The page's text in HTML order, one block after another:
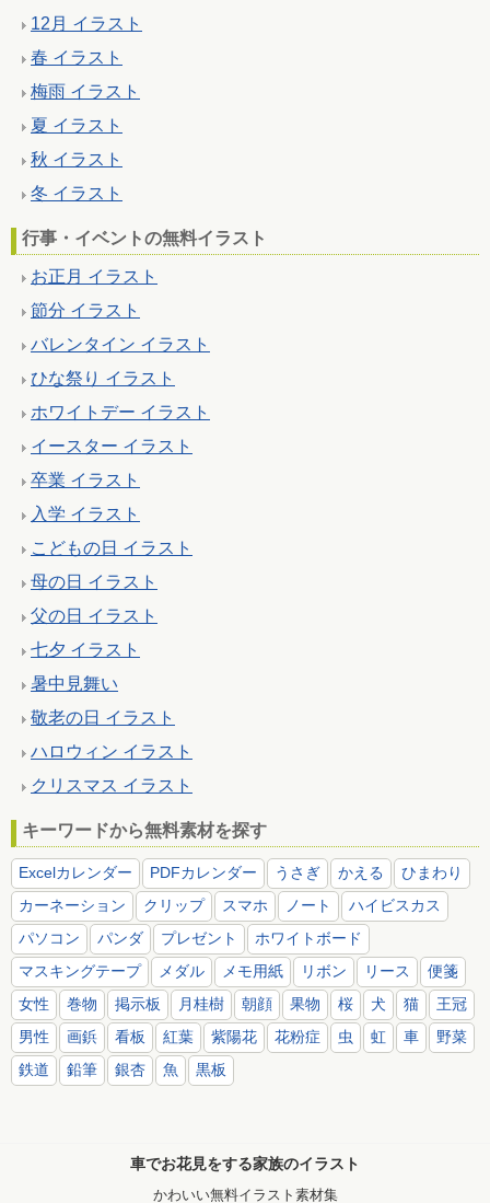
12月 イラスト
春 イラスト
梅雨 イラスト
夏 イラスト
秋 イラスト
冬 イラスト
行事・イベントの無料イラスト
お正月 イラスト
節分 イラスト
バレンタイン イラスト
ひな祭り イラスト
ホワイトデー イラスト
イースター イラスト
卒業 イラスト
入学 イラスト
こどもの日 イラスト
母の日 イラスト
父の日 イラスト
七夕 イラスト
暑中見舞い
敬老の日 イラスト
ハロウィン イラスト
クリスマス イラスト
キーワードから無料素材を探す
Excelカレンダー PDFカレンダー うさぎ かえる
ひまわり
カーネーション
クリップ スマホ ノート
ハイビスカス
パソコン
パンダ プレゼント
ホワイトボード
マスキングテープ
メダル メモ用紙 リボン リース
便箋
女性
巻物 掲示板 月桂樹 朝顔 果物 桜 犬 猫
王冠
男性
画鋲 看板 紅葉 紫陽花 花粉症 虫 虹 車
野菜
鉄道
鉛筆 銀杏 魚 黒板
車でお花見をする家族のイラスト
かわいい無料イラスト素材集